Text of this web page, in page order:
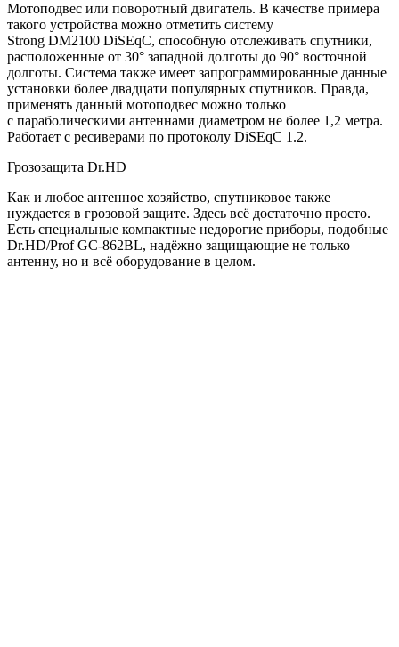
Мотоподвес или поворотный двигатель. В качестве примера
такого устройства можно отметить систему
Strong DM2100 DiSEqC, способную отслеживать спутники,
расположенные от 30° западной долготы до 90° восточной
долготы. Система также имеет запрограммированные данные
установки более двадцати популярных спутников. Правда,
применять данный мотоподвес можно только
с параболическими антеннами диаметром не более 1,2 метра.
Работает с ресиверами по протоколу DiSEqC 1.2.
Грозозащита Dr.HD
Как и любое антенное хозяйство, спутниковое также
нуждается в грозовой защите. Здесь всё достаточно просто.
Есть специальные компактные недорогие приборы, подобные
Dr.HD/Prof GC-862BL, надёжно защищающие не только
антенну, но и всё оборудование в целом.